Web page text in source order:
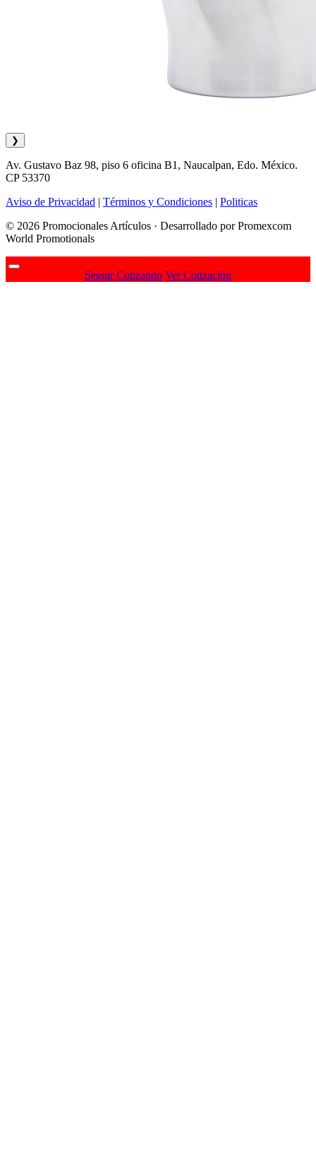
❯
Av. Gustavo Baz 98, piso 6 oficina B1, Naucalpan, Edo. México.
CP 53370
Aviso de Privacidad | Términos y Condiciones | Politicas
© 2026 Promocionales Artículos · Desarrollado por Promexcom
World Promotionals
Seguir Cotizando Ver Cotización